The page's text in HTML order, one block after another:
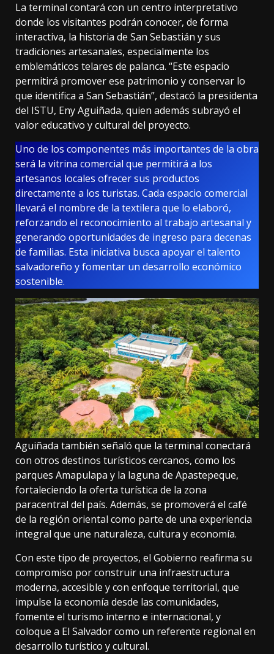
La terminal contará con un centro interpretativo
donde los visitantes podrán conocer, de forma
interactiva, la historia de San Sebastián y sus
tradiciones artesanales, especialmente los
emblemáticos telares de palanca. “Este espacio
permitirá promover ese patrimonio y conservar lo
que identifica a San Sebastián”, destacó la presidenta
del ISTU, Eny Aguiñada, quien además subrayó el
valor educativo y cultural del proyecto.
Uno de los componentes más importantes de la obra
será la vitrina comercial que permitirá a los
artesanos locales ofrecer sus productos
directamente a los turistas. Cada espacio comercial
llevará el nombre de la textilera que lo elaboró,
reforzando el reconocimiento al trabajo artesanal y
generando oportunidades de ingreso para decenas
de familias. Esta iniciativa busca apoyar el talento
salvadoreño y fomentar un desarrollo económico
sostenible.
Aguiñada también señaló que la terminal conectará
con otros destinos turísticos cercanos, como los
parques Amapulapa y la laguna de Apastepeque,
fortaleciendo la oferta turística de la zona
paracentral del país. Además, se promoverá el café
de la región oriental como parte de una experiencia
integral que une naturaleza, cultura y economía.
Con este tipo de proyectos, el Gobierno reafirma su
compromiso por construir una infraestructura
moderna, accesible y con enfoque territorial, que
impulse la economía desde las comunidades,
fomente el turismo interno e internacional, y
coloque a El Salvador como un referente regional en
desarrollo turístico y cultural.